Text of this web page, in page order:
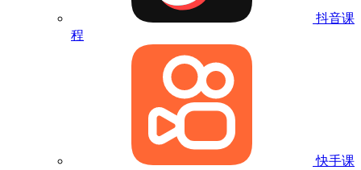
抖音课
程
快手课